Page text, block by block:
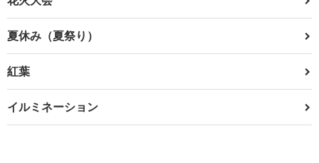
夏休み（夏祭り）
紅葉
イルミネーション